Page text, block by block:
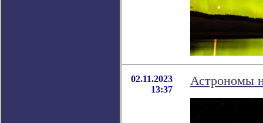
02.11.2023
13:37
Астрономы